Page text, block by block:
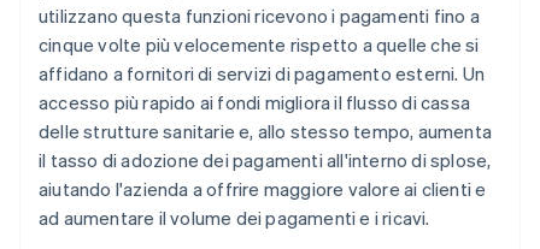
utilizzano questa funzioni ricevono i pagamenti fino a
cinque volte più velocemente rispetto a quelle che si
affidano a fornitori di servizi di pagamento esterni. Un
accesso più rapido ai fondi migliora il flusso di cassa
delle strutture sanitarie e, allo stesso tempo, aumenta
il tasso di adozione dei pagamenti all'interno di splose,
aiutando l'azienda a offrire maggiore valore ai clienti e
ad aumentare il volume dei pagamenti e i ricavi.